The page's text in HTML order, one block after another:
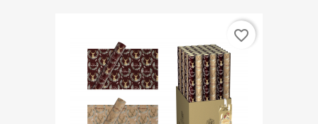
favorite_border